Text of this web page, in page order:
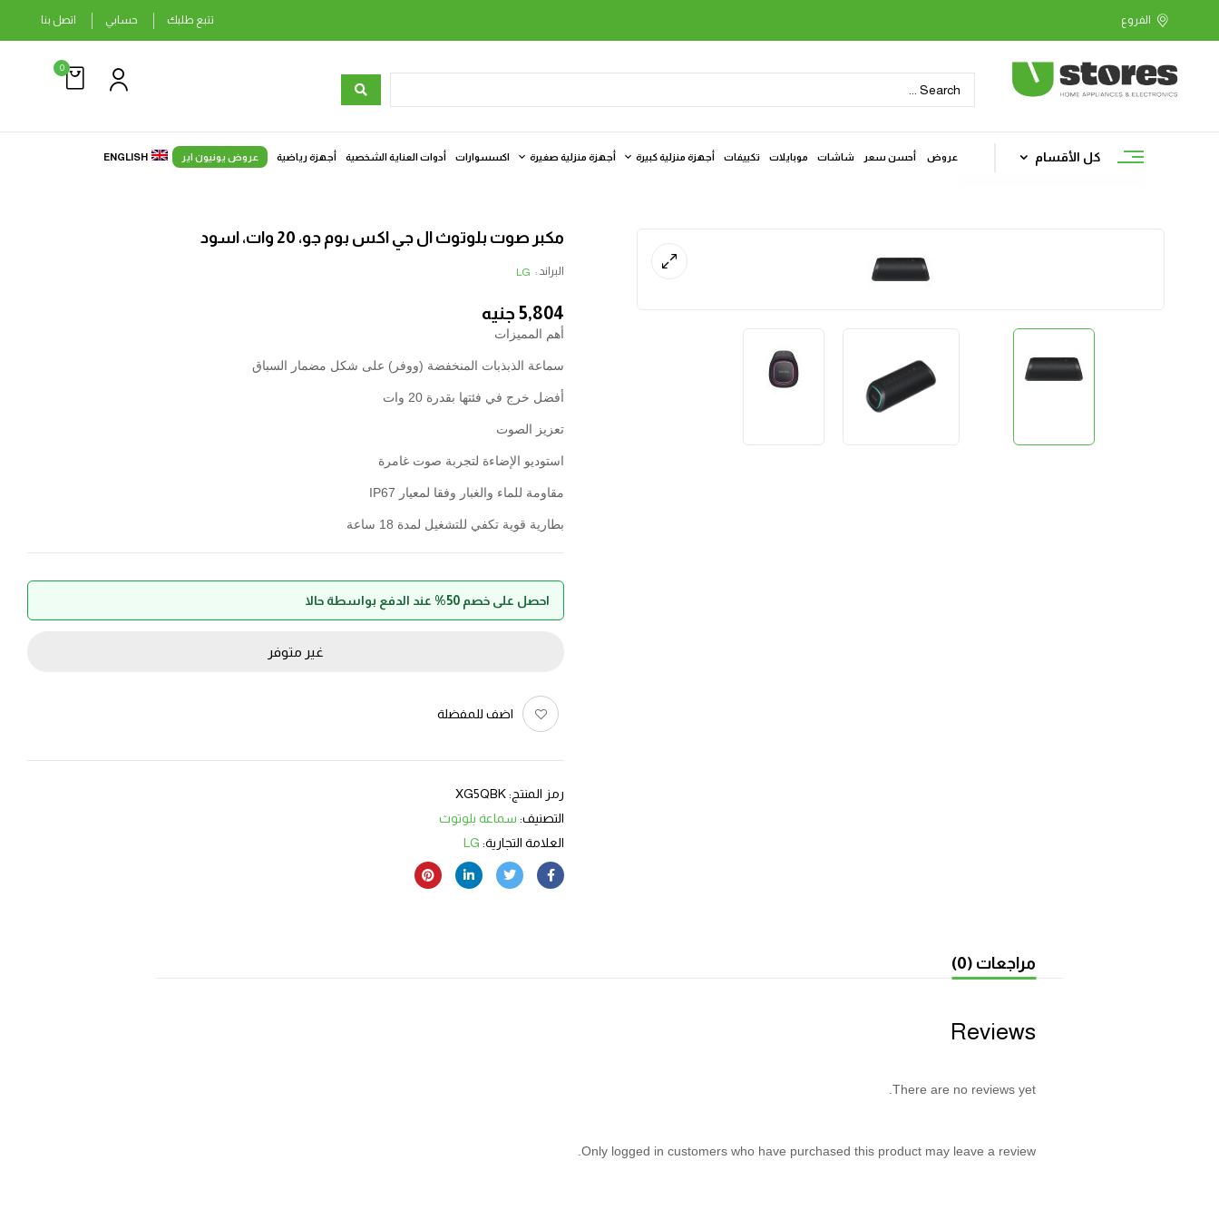
تتبع طلبك حسابي اتصل بنا
0
كل الأقسام عروض أحسن سعر شاشات موبايلات تكييفات أجهزة منزلية كبيرة أجهزة منزلية صغيرة اكسسوارات أدوات العناية الشخصية أجهزة رياضية عروض يونيون اير ENGLISH
مكبر صوت بلوتوث ال جي اكس بوم جو، 20 وات، اسود
البراند : LG
5,804 جنيه
أهم المميزات
سماعة الذبذبات المنخفضة (ووفر) على شكل مضمار السباق
أفضل خرج في فئتها بقدرة 20 وات
تعزيز الصوت
استوديو الإضاءة لتجربة صوت غامرة
مقاومة للماء والغبار وفقا لمعيار IP67
بطارية قوية تكفي للتشغيل لمدة 18 ساعة
احصل على خصم 50% عند الدفع بواسطة حالا
غير متوفر
اضف للمفضلة
رمز المنتج:XG5QBK
التصنيف: سماعة بلوتوث
العلامة التجارية: LG
مراجعات (0)
Reviews
There are no reviews yet.
Only logged in customers who have purchased this product may leave a review.